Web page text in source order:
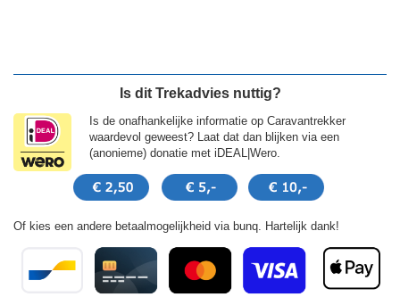
Is dit Trekadvies nuttig?
Is de onafhankelijke informatie op Caravantrekker
waardevol geweest? Laat dat dan blijken via een
(anonieme) donatie met iDEAL|Wero.
Of kies een andere betaalmogelijkheid via bunq. Hartelijk dank!